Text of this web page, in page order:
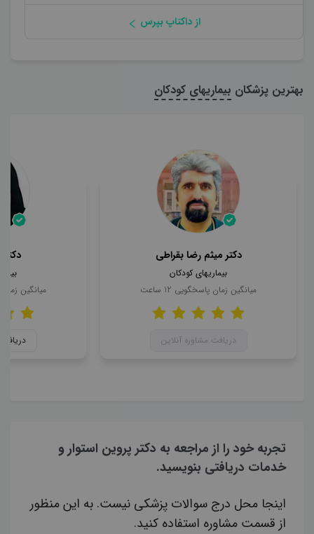
از داکتاپ بپرس
بهترین پزشکان بیماریهای کودکان
دکتر میثم رضا بقراطی
بیماریهای کودکان
میانگین زمان پاسخگویی 12 ساعت
دریافت مشاوره آنلاین
میانگین
تجربه خود را از مراجعه به دکتر پروین استوار و
خدمات دریافتی بنویسید.
اینجا محل درج سوالات پزشکی نیست. به این منظور
از قسمت مشاوره استفاده کنید.